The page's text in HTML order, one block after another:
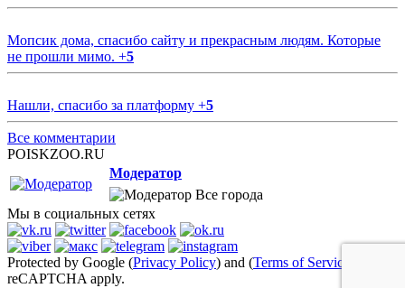
Мопсик дома, спасибо сайту и прекрасным людям. Которые
не прошли мимо. +5
Нашли, спасибо за платформу +5
Все комментарии
POISKZOO.RU
Модератор
Все города
Мы в социальных сетях
Protected by Google (Privacy Policy) and (Terms of Service
reCAPTCHA apply.